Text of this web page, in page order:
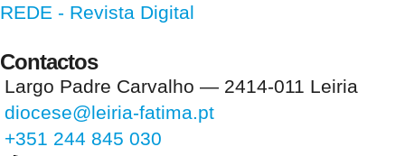
REDE - Revista Digital
Contactos
Largo Padre Carvalho — 2414-011 Leiria
diocese@leiria-fatima.pt
+351 244 845 030